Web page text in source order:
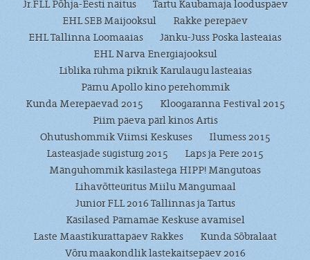
Jr.FLL Põhja-Eesti näitus
Tartu Kaubamaja looduspäev
EHL SEB Maijooksul
Rakke perepäev
EHL Tallinna Loomaaias
Jänku-Juss Poska lasteaias
EHL Narva Energiajooksul
Liblika rühma piknik Karulaugu lasteaias
Pärnu Apollo kino perehommik
Kunda Merepäevad 2015
Kloogaranna Festival 2015
Piim päeva pärl kinos Artis
Ohutushommik Viimsi Keskuses
Ilumess 2015
Lasteasjade sügisturg 2015
Laps ja Pere 2015
Mänguhommik käsilastega HIPP! Mängutoas
Lihavõtteüritus Miilu Mängumaal
Junior FLL 2016 Tallinnas ja Tartus
Käsilased Pärnamäe Keskuse avamisel
Laste Maastikurattapäev Rakkes
Kunda Sõbralaat
Võru maakondlik lastekaitsepäev 2016